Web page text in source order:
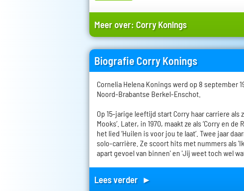
Meer over: Corry Konings
Biografie Corry Konings
Cornelia Helena Konings werd op 8 september
Noord-Brabantse Berkel-Enschot.
Op 15-jarige leeftijd start Corry haar carriere als
Mooks’. Later, in 1970, maakt ze als ‘Corry en de
het lied ‘Huilen is voor jou te laat’. Twee jaar
solo-carrière. Ze scoort hits met nummers als
apart gevoel van binnen' en 'Jij weet toch wel
Lees verder ►